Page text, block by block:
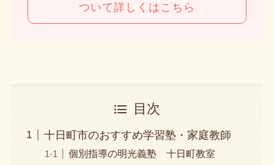
ついて詳しくはこちら
目次
十日町市のおすすめ学習塾・家庭教師
個別指導の明光義塾 十日町教室